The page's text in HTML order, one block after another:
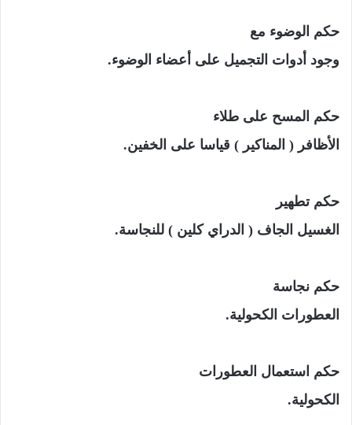
حكم الوضوء مع
وجود أدوات التجميل على أعضاء الوضوء.
حكم المسح على طلاء
الأظافر ( المناكير ) قياسا على الخفين.
حكم تطهير
الغسيل الجاف ( الدراي كلين ) للنجاسة.
حكم نجاسة
العطورات الكحولية.
حكم استعمال العطورات
الكحولية.